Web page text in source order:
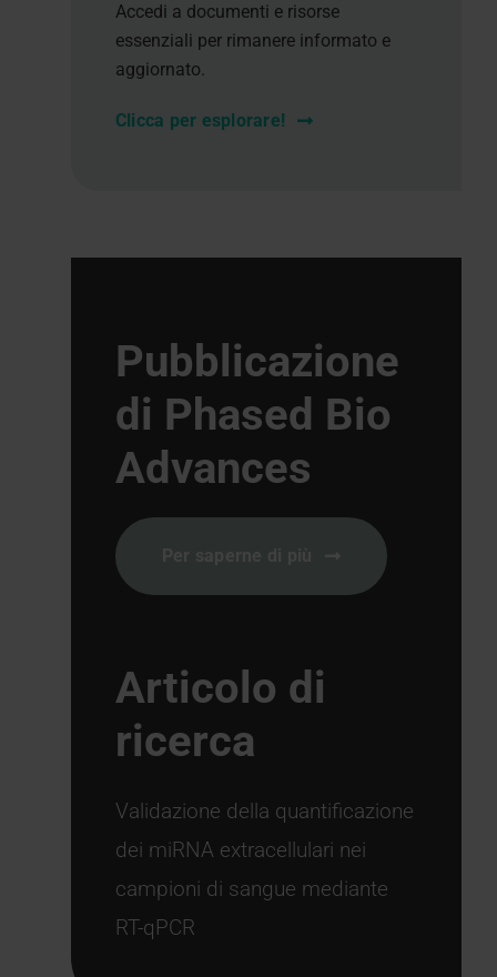
Accedi a documenti e risorse
essenziali per rimanere informato e
aggiornato.
Clicca per esplorare!
Pubblicazione
di Phased Bio
Advances
Articolo di
ricerca
Validazione della quantificazione
dei miRNA extracellulari nei
campioni di sangue mediante
RT-qPCR